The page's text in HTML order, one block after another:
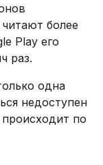
более
Play его
раз.
одна
недоступен
происходит по